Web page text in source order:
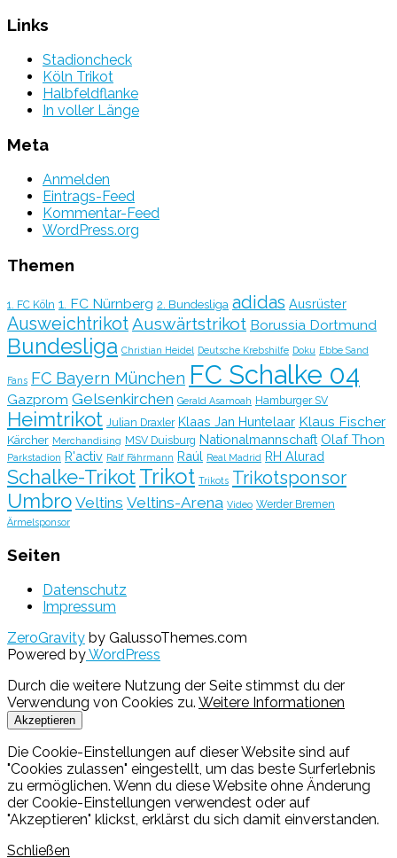
Links
Stadioncheck
Köln Trikot
Halbfeldflanke
In voller Länge
Meta
Anmelden
Eintrags-Feed
Kommentar-Feed
WordPress.org
Themen
1. FC Köln 1. FC Nürnberg 2. Bundesliga adidas Ausrüster
AusweichtrikotAuswärtstrikot Borussia Dortmund
Bundesliga Christian Heidel Deutsche Krebshilfe Doku Ebbe Sand
Fans FC Bayern München FC Schalke 04
Gazprom Gelsenkirchen Gerald Asamoah Hamburger SV
Heimtrikot Julian Draxler Klaas Jan Huntelaar Klaus Fischer
Kärcher Merchandising MSV Duisburg Nationalmannschaft Olaf Thon
Parkstadion R'activ Ralf Fährmann Raúl Real Madrid RH Alurad
Schalke-TrikotTrikot Trikots Trikotsponsor
Umbro Veltins Veltins-Arena Video Werder Bremen
Ärmelsponsor
Seiten
Datenschutz
Impressum
ZeroGravity by GalussoThemes.com
Powered byWordPress
Durch die weitere Nutzung der Seite stimmst du der
Verwendung von Cookies zu. Weitere Informationen
Akzeptieren
Die Cookie-Einstellungen auf dieser Website sind auf
"Cookies zulassen" eingestellt, um das beste Surferlebnis
zu ermöglichen. Wenn du diese Website ohne Änderung
der Cookie-Einstellungen verwendest oder auf
"Akzeptieren" klickst, erklärst du sich damit einverstanden.
Schließen